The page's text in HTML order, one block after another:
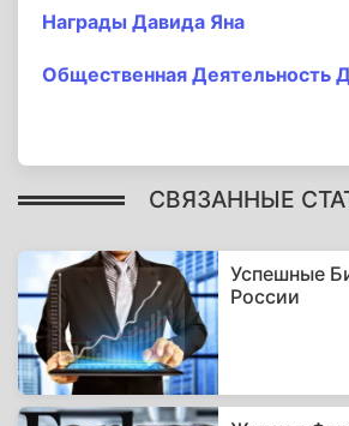
Награды Давида Яна
Общественная Деятельность
СВЯЗАННЫЕ
Успешные
России